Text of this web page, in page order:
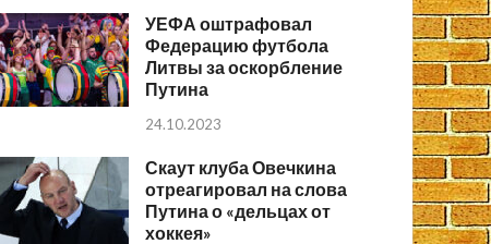
УЕФА оштрафовал
Федерацию футбола
Литвы за оскорбление
Путина
24.10.2023
Скаут клуба Овечкина
отреагировал на слова
Путина о «дельцах от
хоккея»